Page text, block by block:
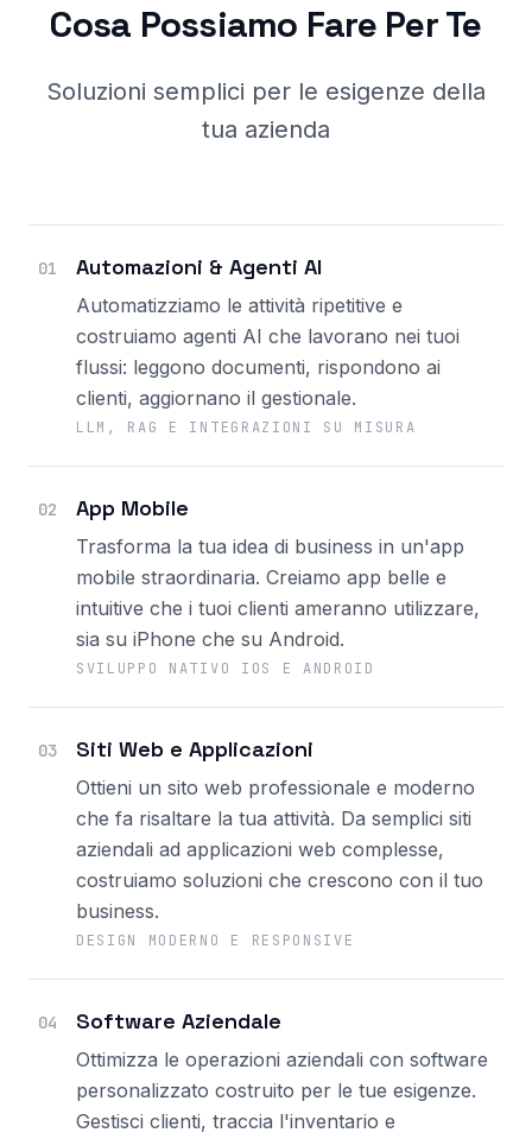
Cosa Possiamo Fare Per Te
Soluzioni semplici per le esigenze della
tua azienda
01 Automazioni & Agenti AI
Automatizziamo le attività ripetitive e
costruiamo agenti AI che lavorano nei tuoi
flussi: leggono documenti, rispondono ai
clienti, aggiornano il gestionale.
LLM, RAG E INTEGRAZIONI SU MISURA
02 App Mobile
Trasforma la tua idea di business in un'app
mobile straordinaria. Creiamo app belle e
intuitive che i tuoi clienti ameranno utilizzare,
sia su iPhone che su Android.
SVILUPPO NATIVO IOS E ANDROID
03 Siti Web e Applicazioni
Ottieni un sito web professionale e moderno
che fa risaltare la tua attività. Da semplici siti
aziendali ad applicazioni web complesse,
costruiamo soluzioni che crescono con il tuo
business.
DESIGN MODERNO E RESPONSIVE
04 Software Aziendale
Ottimizza le operazioni aziendali con software
personalizzato costruito per le tue esigenze.
Gestisci clienti, traccia l'inventario e